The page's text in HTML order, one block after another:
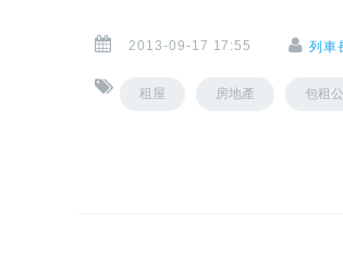
2013-09-17 17:55 列車
租屋 房地產 包租公